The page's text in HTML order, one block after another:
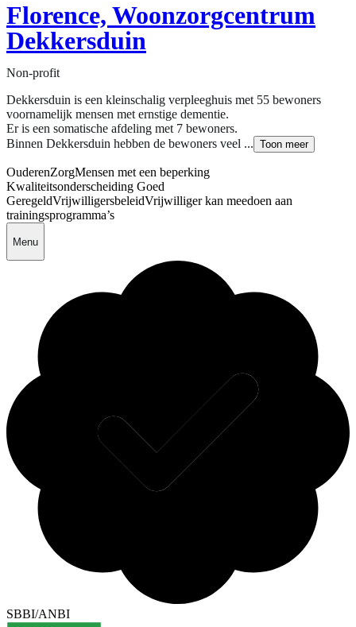
Florence, Woonzorgcentrum
Dekkersduin
Non-profit
Dekkersduin is een kleinschalig verpleeghuis met 55 bewoners
voornamelijk mensen met ernstige dementie.
Er is een somatische afdeling met 7 bewoners.
Binnen Dekkersduin hebben de bewoners veel ... Toon meer
OuderenZorgMensen met een beperking
Kwaliteitsonderscheiding Goed
GeregeldVrijwilligersbeleidVrijwilliger kan meedoen aan
trainingsprogramma’s
Menu
SBBI/ANBI